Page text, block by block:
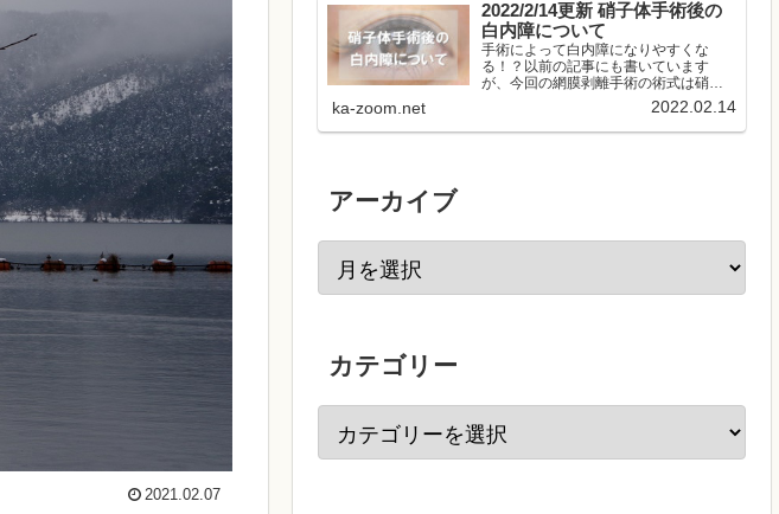
2021.02.07
2022/2/14更新 硝子体手術後の
白内障について
手術によって白内障になりやすくな
る！？以前の記事にも書いています
が、今回の網膜剥離手術の術式は硝子
体手術と呼ばれるものです。硝子体手
術のデメリットとして白内障の進行が
早まるという点が挙げられます。ま
ka-zoom.net 2022.02.14
アーカイブ
カテゴリー